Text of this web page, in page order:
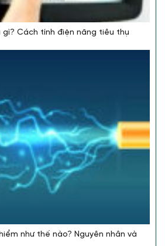
Cách tính điện năng tiêu thụ
như thế nào? Nguyên nhân và